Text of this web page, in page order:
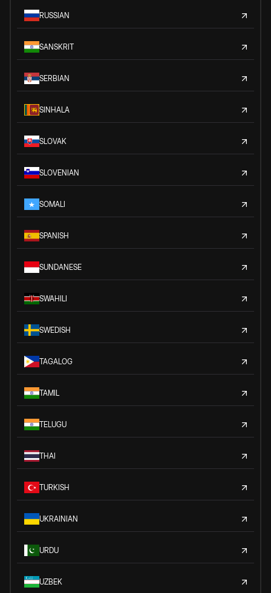
RUSSIAN
SANSKRIT
SERBIAN
SINHALA
SLOVAK
SLOVENIAN
SOMALI
SPANISH
SUNDANESE
SWAHILI
SWEDISH
TAGALOG
TAMIL
TELUGU
THAI
TURKISH
UKRAINIAN
URDU
UZBEK